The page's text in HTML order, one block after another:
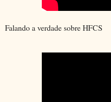
Falando a verdade sobre HFCS